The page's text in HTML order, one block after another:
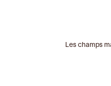
Les champs